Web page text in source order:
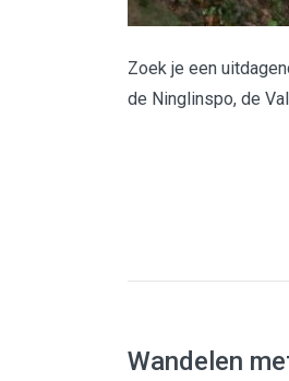
Zoek je een
de Ninglinspo, de
Wandelen